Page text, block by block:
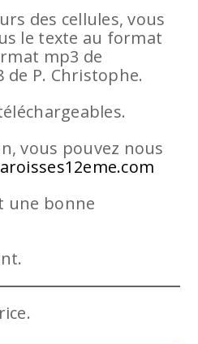
des cellules, vous
le texte au format
mp3 de
de P. Christophe.
vous pouvez nous
une bonne